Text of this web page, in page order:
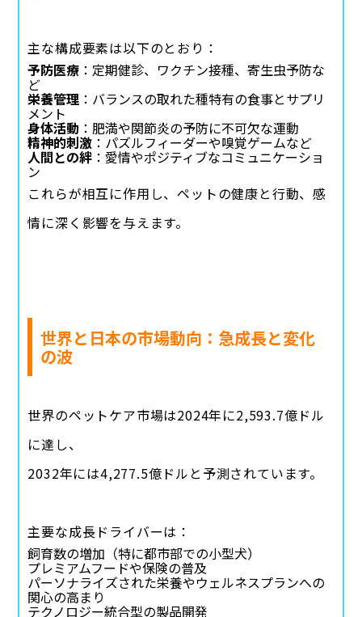
主な構成要素は以下のとおり：
予防医療 ：定期健診、ワクチン接種、寄生虫予防な
ど
栄養管理 ：バランスの取れた種特有の食事とサプリ
メント
身体活動 ：肥満や関節炎の予防に不可欠な運動
精神的刺激 ：パズルフィーダーや嗅覚ゲームなど
人間との絆 ：愛情やポジティブなコミュニケーショ
ン
これらが相互に作用し、ペットの健康と行動、感
情に深く影響を与えます。
世界と日本の市場動向：急成長と変化
の波
世界のペットケア市場は2024年に2,593.7億ドル
に達し、
2032年には4,277.5億ドルと予測されています。
主要な成長ドライバーは：
飼育数の増加（特に都市部での小型犬）
プレミアムフードや保険の普及
パーソナライズされた栄養やウェルネスプランへの
関心の高まり
テクノロジー統合型の製品開発